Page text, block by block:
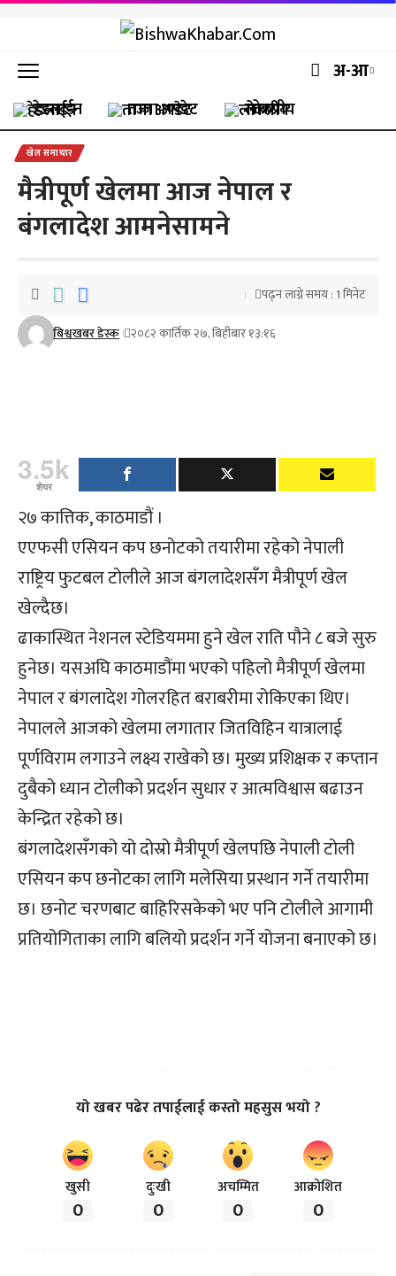
अ-आ
हेडलाईन ताजा अपडेट लोकप्रीय
खेल समाचार
मैत्रीपूर्ण खेलमा आज नेपाल र
बंगलादेश आमनेसामने
बिश्वखबर डेस्क २०८२ कार्तिक २७, बिहीबार १३:१६
पढ्न लाग्ने समय : 1 मिनेट
3.5k
शेयर
२७ कात्तिक, काठमाडौं ।
एएफसी एसियन कप छनोटको तयारीमा रहेको नेपाली
राष्ट्रिय फुटबल टोलीले आज बंगलादेशसँग मैत्रीपूर्ण खेल
खेल्दैछ।
ढाकास्थित नेशनल स्टेडियममा हुने खेल राति पौने ८ बजे सुरु
हुनेछ। यसअघि काठमाडौंमा भएको पहिलो मैत्रीपूर्ण खेलमा
नेपाल र बंगलादेश गोलरहित बराबरीमा रोकिएका थिए।
नेपालले आजको खेलमा लगातार जितविहिन यात्रालाई
पूर्णविराम लगाउने लक्ष्य राखेको छ। मुख्य प्रशिक्षक र कप्तान
दुबैको ध्यान टोलीको प्रदर्शन सुधार र आत्मविश्वास बढाउन
केन्द्रित रहेको छ।
बंगलादेशसँगको यो दोस्रो मैत्रीपूर्ण खेलपछि नेपाली टोली
एसियन कप छनोटका लागि मलेसिया प्रस्थान गर्ने तयारीमा
छ। छनोट चरणबाट बाहिरिसकेको भए पनि टोलीले आगामी
प्रतियोगिताका लागि बलियो प्रदर्शन गर्ने योजना बनाएको छ।
यो खबर पढेर तपाईलाई कस्तो महसुस भयो ?
खुसी
0
दुःखी
0
अचम्मित
0
आक्रोशित
0